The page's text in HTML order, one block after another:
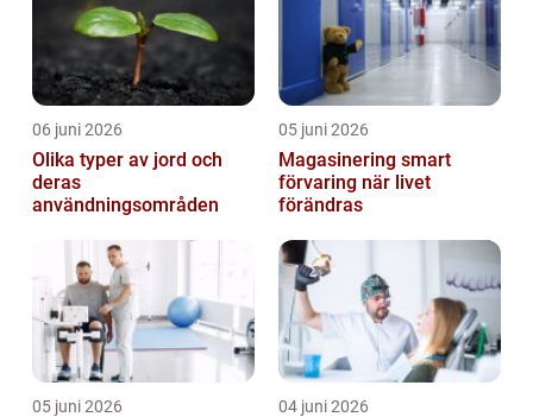
06 juni 2026
Olika typer av jord och
deras
användningsområden
05 juni 2026
Magasinering smart
förvaring när livet
förändras
05 juni 2026 04 juni 2026